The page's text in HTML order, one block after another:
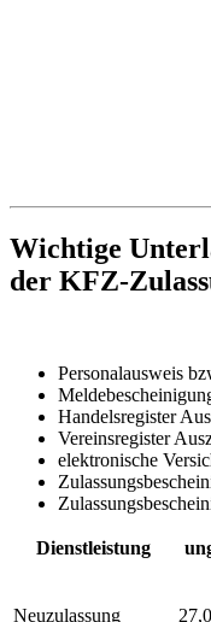
Wichtige
der KFZ-
Personalausweis
Handelsregister
Vereinsregister
elektronische
Dienstleistung
Neuzulassung